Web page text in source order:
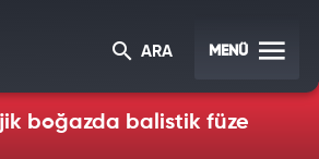
ARA MENÜ
boğazda balistik füze